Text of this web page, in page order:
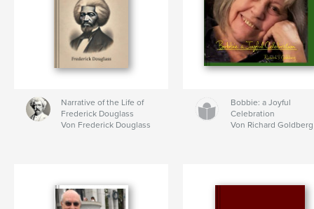
Narrative of the Life of
Frederick Douglass
Von Frederick Douglass
Bobbie: a Joyful
Celebration
Von Richard Goldberg